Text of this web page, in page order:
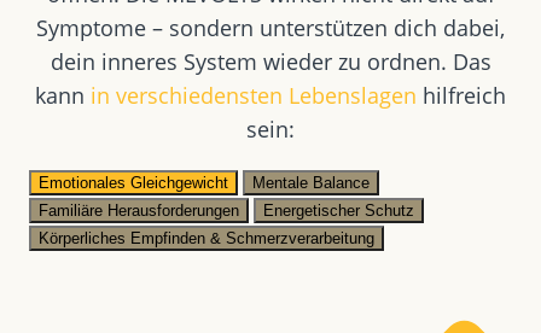
Symptome – sondern unterstützen dich dabei,
dein inneres System wieder zu ordnen. Das
kann in verschiedensten Lebenslagen hilfreich
sein:
Emotionales Gleichgewicht
Mentale Balance
Familiäre Herausforderungen
Energetischer Schutz
Körperliches Empfinden & Schmerzverarbeitung